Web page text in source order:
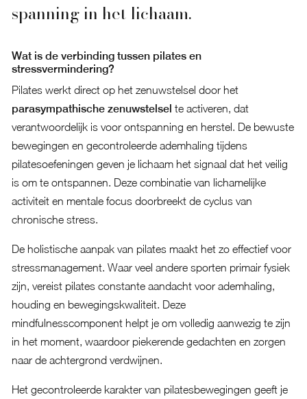
spanning in het lichaam.
Wat is de verbinding tussen pilates en
stressvermindering?
Pilates werkt direct op het zenuwstelsel door het
parasympathische zenuwstelsel te activeren, dat
verantwoordelijk is voor ontspanning en herstel. De bewuste
bewegingen en gecontroleerde ademhaling tijdens
pilatesoefeningen geven je lichaam het signaal dat het veilig
is om te ontspannen. Deze combinatie van lichamelijke
activiteit en mentale focus doorbreekt de cyclus van
chronische stress.
De holistische aanpak van pilates maakt het zo effectief voor
stressmanagement. Waar veel andere sporten primair fysiek
zijn, vereist pilates constante aandacht voor ademhaling,
houding en bewegingskwaliteit. Deze
mindfulnesscomponent helpt je om volledig aanwezig te zijn
in het moment, waardoor piekerende gedachten en zorgen
naar de achtergrond verdwijnen.
Het gecontroleerde karakter van pilatesbewegingen geeft je